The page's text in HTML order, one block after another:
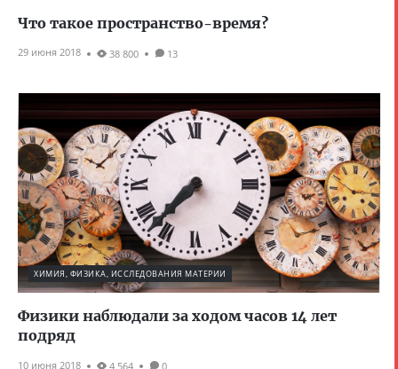
Что такое пространство-время?
29 июня 2018 38 800 13
ХИМИЯ, ФИЗИКА, ИССЛЕДОВАНИЯ МАТЕРИИ
Физики наблюдали за ходом часов 14 лет
подряд
10 июня 2018 4 564 0